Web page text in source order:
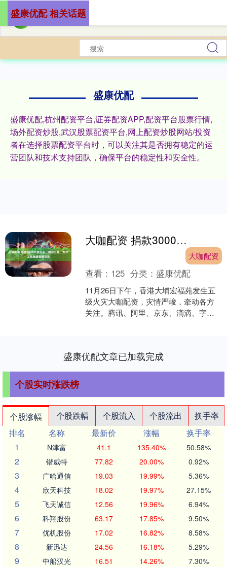
盛康优配
盛康优配,杭州配资平台,证券配资APP,配资平台股票行情,
场外配资炒股,武汉股票配资平台,网上配资炒股网站/投资
者在选择股票配资平台时，可以关注其是否拥有稳定的运
营团队和技术支持团队，确保平台的稳定性和安全性。
盛康优配 相关话题
大咖配资 捐款3000万港元后，腾讯公益、支付上线驰援香港项目
大咖配资
查看： 125 分类： 盛康优配
11月26日下午，香港大埔宏福苑发生五
级火灾大咖配资，灾情严峻，牵动各方
关注。腾讯、阿里、京东、滴滴、字节
盛康优配文章已加载完成
个股实时涨跌榜
个股涨幅 个股跌幅 个股流入 个股流出
换手率
排名
名称 最新价 涨幅
换手率
1
N津富 41.1 135.40% 50.58%
2 锴威特 77.82 20.00% 0.92%
3 广哈通信 19.03 19.99% 5.36%
4 欣天科技 18.02 19.97% 27.15%
5 飞天诚信 12.56 19.96% 6.94%
6 科翔股份 63.17 17.85% 9.50%
7 优机股份 17.02 16.82% 8.58%
8 新迅达 24.56 16.18% 5.29%
9 中船汉光 16.51 14.26% 7.30%